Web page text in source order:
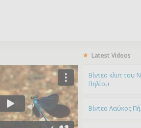
Latest Videos
Bίντεο κλιπ του
Πηλίου
Βίντεο Λαύκος